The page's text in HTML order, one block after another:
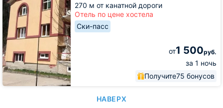
270 м от канатной дороги
Отель по цене хостела
Ски-пасс
от1 500руб.
за 1 ночь
Получите75 бонусов
НАВЕРХ